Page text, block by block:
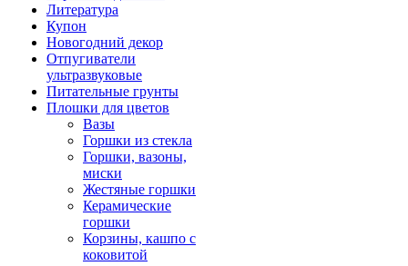
Литература
Купон
Новогодний декор
Отпугиватели
ультразвуковые
Питательные грунты
Плошки для цветов
Вазы
Горшки из стекла
Горшки, вазоны,
миски
Жестяные горшки
Керамические
горшки
Корзины, кашпо с
коковитой